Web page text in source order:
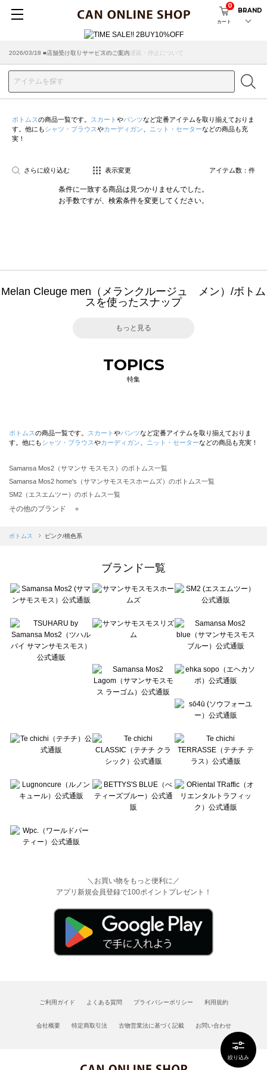
カート
0
BRAND
2026/07/29 ■【お知らせ】ヤマト運輸の配送遅延・停止について
2026/03/18 ■店舗受け取りサービスのご案内
絞り込み
ボトムスの商品一覧です。 スカート やパンツなど定番アイテムを取り揃えておりま
す。他にもシャツ・ブラウスやカーディガン ニット・セーターなどの商品も充
実！
さらに絞り込む 表示変更 アイテム数： 件
条件に一致する商品は見つかりませんでした。
お手数ですが、検索条件を変更してください。
Melan Cleuge men（メランクルージュ メン）/ボトム
スを使ったスナップ
もっと見る
TOPICS
特集
ボトムスの商品一覧です。 スカート やパンツなど定番アイテムを取り揃えておりま
す。他にもシャツ・ブラウスやカーディガン ニット・セーターなどの商品も充実！
Samansa Mos2（サマンサ モスモス）のボトムス一覧
Samansa Mos2 home's（サマンサモスモスホームズ）のボトムス一覧
SM2（エスエムツー）のボトムス一覧
TSUHARU by Samansa Mos2（ツハルバイサマンサモスモス）のボトムス一覧
Samansa Mos2 blue（サマンサモスモス ブルー）のボトムス一覧
sō4ū（ソウフォーユー）のボトムス一覧
Te chichi（テチチ）のボトムス一覧
Te chichi CLASSIC（テチチ クラシック）のボトムス一覧
Lugnoncure（ルノンキュール）のボトムス一覧
BETTY'S BLUE（べティーズブルー）のボトムス一覧
Wpc.（ワールドパーティー）のボトムス一覧
その他のブランド ＋
ボトムス ピンク/桃色系
ブランド一覧
＼お買い物をもっと便利に／
アプリ新規会員登録で100ポイントプレゼント！
ご利用ガイド よくある質問 プライバシーポリシー 利用規約
会社概要 特定商取引法 古物営業法に基づく記載 お問い合わせ